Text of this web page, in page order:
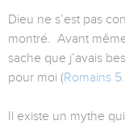
Dieu ne s’est pas
montré. Avant
sache que j’avais
pour moi (Romains
Il existe un mythe